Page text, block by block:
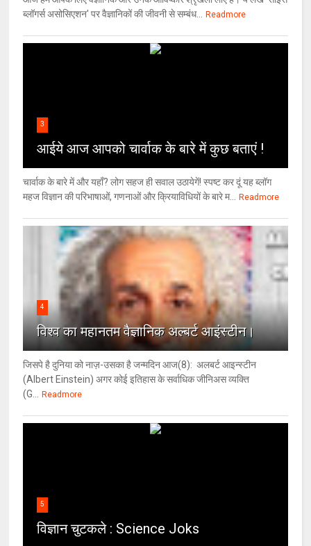
ब्लॉगर्स असोसिएशन' पर वैज्ञा‍निकों की जीवनी से सम्बंध...
Readmore
3
आईये आज आपको चार्वाक के बारे में कुछ बताएं !
चार्वाक के बारे में और यहाँ? लोग सहज ही सवाल उठायेगें! स्पष्ट कर दूं यह ब्लॉग
महज विज्ञान की परिभाषाओं, गणनाओं और क्रियाविधियों के बारे म...
Readmore
4
विश्‍व का महानतम वैज्ञानिक अल्बर्ट आइंस्टीन।
जिसपे है दुनिया को नाज़-उसका है जन्मदिन आज(8): अलबर्ट आइन्स्टीन
(Albert Einstein) अगर कोई इतिहास के सर्वाधिक जीनिअस व्यक्ति
(G...
Readmore
5
विज्ञान चुटकले : Science Joks